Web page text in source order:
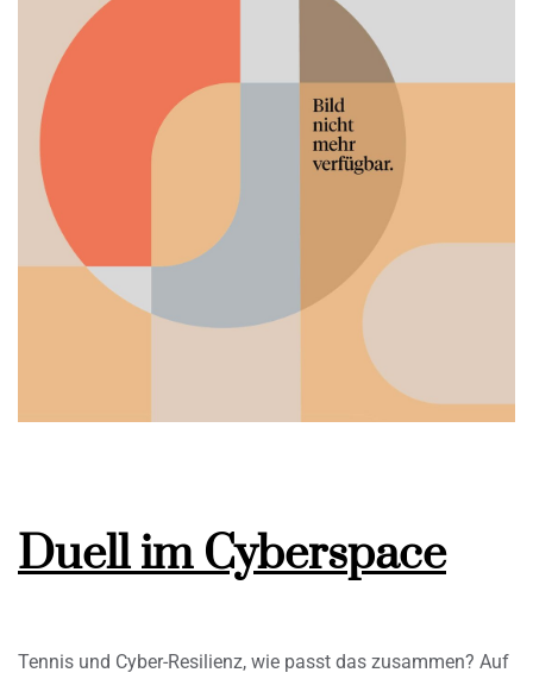
Duell im Cyberspace
Tennis und Cyber-Resilienz, wie passt das zusammen? Auf